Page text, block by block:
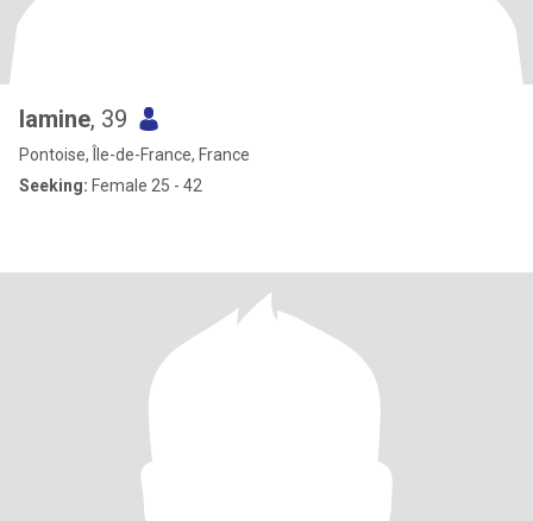
lamine, 39
Pontoise, Île-de-France, France
Seeking: Female 25 - 42